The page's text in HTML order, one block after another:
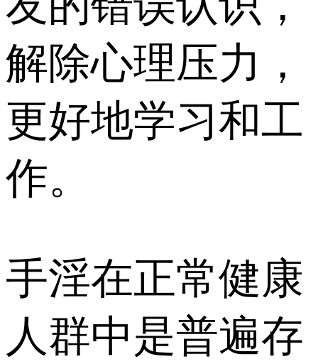
解除心理压力，
更好地学习和工
作。
手淫在正常健康
人群中是普遍存